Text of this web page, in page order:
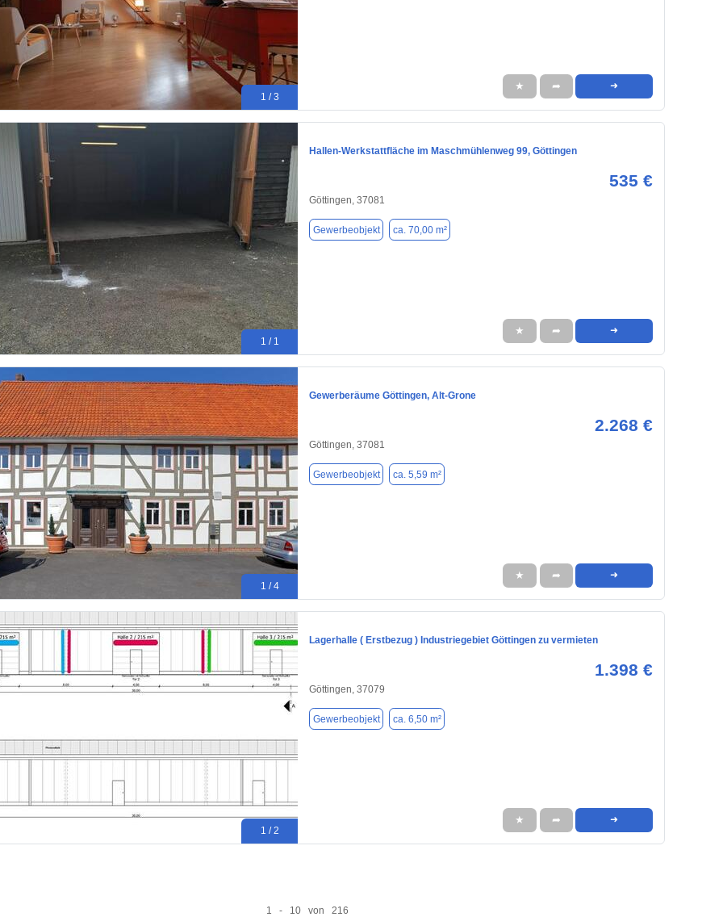
1 / 3
★ ➦ ➜
1 / 1
Hallen-Werkstattfläche im Maschmühlenweg 99, Göttingen
535 €
Göttingen, 37081
Gewerbeobjekt ca. 70,00 m²
★ ➦ ➜
1 / 4
Gewerberäume Göttingen, Alt-Grone
2.268 €
Göttingen, 37081
Gewerbeobjekt ca. 5,59 m²
★ ➦ ➜
1 / 2
Lagerhalle ( Erstbezug ) Industriegebiet Göttingen zu vermieten
1.398 €
Göttingen, 37079
Gewerbeobjekt ca. 6,50 m²
★ ➦ ➜
1 - 10 von 216